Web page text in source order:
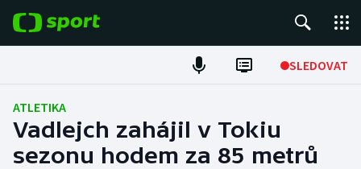
SLEDOVAT
Fotbal
Hokej
ATLETIKA
Vadlejch zahájil v Tokiu
sezonu hodem za 85 metrů